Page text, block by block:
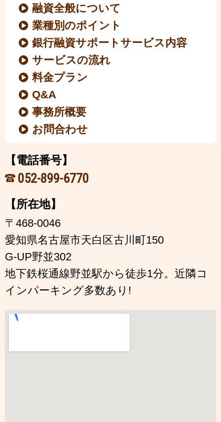
融資全般について
業種別のポイント
銀行融資サポートサービス内容
サービスの流れ
料金プラン
Q&A
事務所概要
お問合わせ
【電話番号】
052-899-6770
【所在地】
〒468-0046
愛知県名古屋市天白区古川町150
G-UP野並302
地下鉄桜通線野並駅から徒歩1分。近隣コ
インパーキング多数あり!